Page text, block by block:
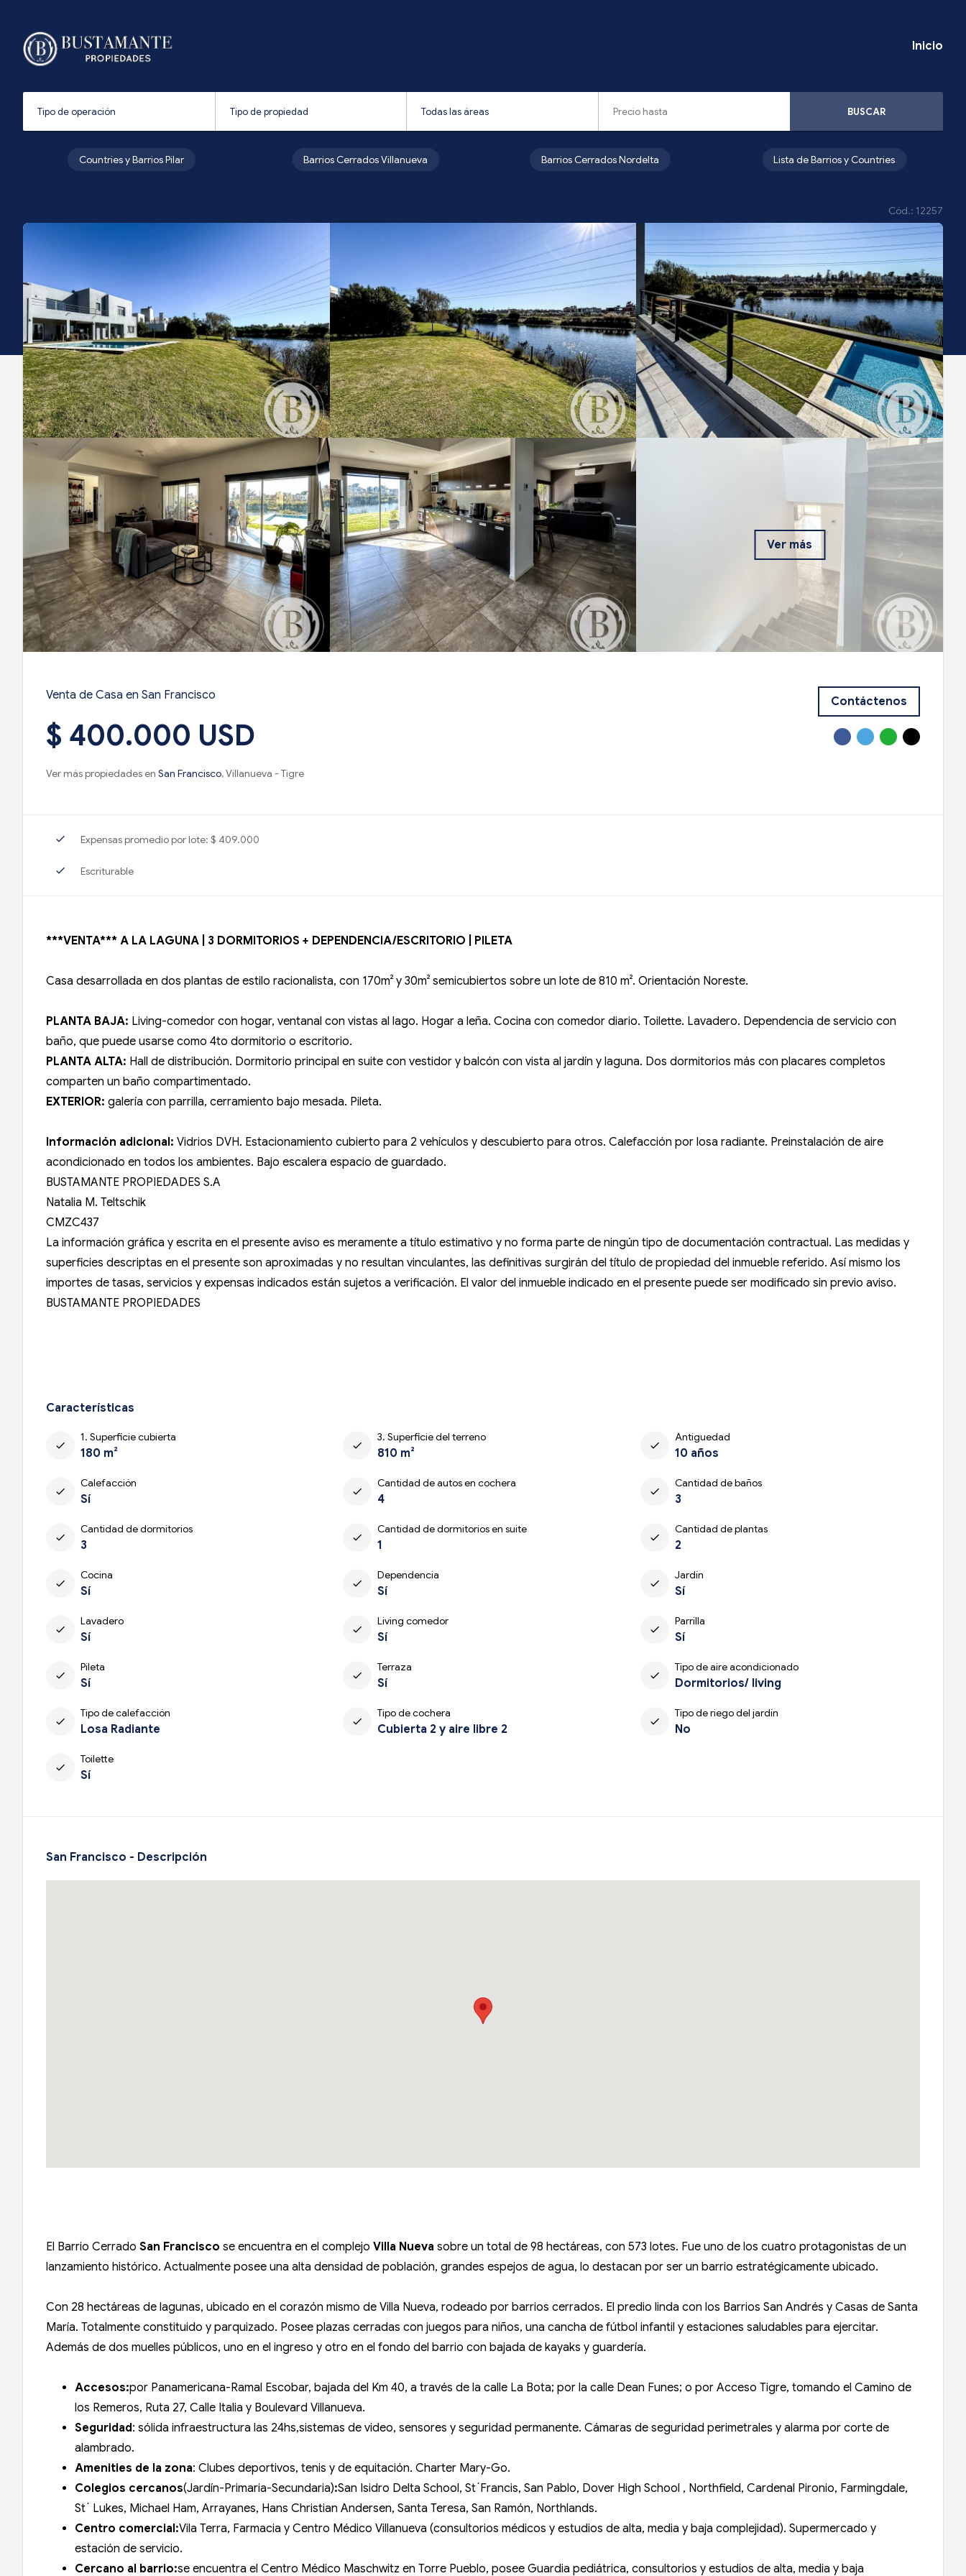
Inicio
BUSCAR
Countries y Barrios Pilar Barrios Cerrados Villanueva Barrios Cerrados Nordelta Lista de Barrios y Countries
Cód.: 12257
Ver más
Venta de Casa en San Francisco
$ 400.000 USD
Ver más propiedades en San Francisco, Villanueva - Tigre
Contáctenos
check Expensas promedio por lote: $ 409.000
check Escriturable
***VENTA*** A LA LAGUNA | 3 DORMITORIOS + DEPENDENCIA/ESCRITORIO | PILETA
Casa desarrollada en dos plantas de estilo racionalista, con 170m² y 30m² semicubiertos sobre un lote de 810 m². Orientación Noreste.
PLANTA BAJA: Living-comedor con hogar, ventanal con vistas al lago. Hogar a leña. Cocina con comedor diario. Toilette. Lavadero. Dependencia de servicio con
baño, que puede usarse como 4to dormitorio o escritorio.
PLANTA ALTA: Hall de distribución. Dormitorio principal en suite con vestidor y balcón con vista al jardín y laguna. Dos dormitorios más con placares completos
comparten un baño compartimentado.
EXTERIOR: galería con parrilla, cerramiento bajo mesada. Pileta.
Información adicional: Vidrios DVH. Estacionamiento cubierto para 2 vehículos y descubierto para otros. Calefacción por losa radiante. Preinstalación de aire
acondicionado en todos los ambientes. Bajo escalera espacio de guardado.
BUSTAMANTE PROPIEDADES S.A
Natalia M. Teltschik
CMZC437
La información gráfica y escrita en el presente aviso es meramente a título estimativo y no forma parte de ningún tipo de documentación contractual. Las medidas y
superficies descriptas en el presente son aproximadas y no resultan vinculantes, las definitivas surgirán del título de propiedad del inmueble referido. Así mismo los
importes de tasas, servicios y expensas indicados están sujetos a verificación. El valor del inmueble indicado en el presente puede ser modificado sin previo aviso.
BUSTAMANTE PROPIEDADES ️
Características
check
1. Superficie cubierta
180 m²
check
3. Superficie del terreno
810 m²
check
Antiguedad
10 años
check
Calefacción
Sí
check
Cantidad de autos en cochera
4
check
Cantidad de baños
3
check
Cantidad de dormitorios
3
check
Cantidad de dormitorios en suite
1
check
Cantidad de plantas
2
check
Cocina
Sí
check
Dependencia
Sí
check
Jardín
Sí
check
Lavadero
Sí
check
Living comedor
Sí
check
Parrilla
Sí
check
Pileta
Sí
check
Terraza
Sí
check
Tipo de aire acondicionado
Dormitorios/ living
check
Tipo de calefacción
Losa Radiante
check
Tipo de cochera
Cubierta 2 y aire libre 2
check
Tipo de riego del jardín
No
check
Toilette
Sí
San Francisco - Descripción
El Barrio Cerrado San Francisco se encuentra en el complejo Villa Nueva sobre un total de 98 hectáreas, con 573 lotes. Fue uno de los cuatro protagonistas de un
lanzamiento histórico. Actualmente posee una alta densidad de población, grandes espejos de agua, lo destacan por ser un barrio estratégicamente ubicado.
Con 28 hectáreas de lagunas, ubicado en el corazón mismo de Villa Nueva, rodeado por barrios cerrados. El predio linda con los Barrios San Andrés y Casas de Santa
María. Totalmente constituido y parquizado. Posee plazas cerradas con juegos para niños, una cancha de fútbol infantil y estaciones saludables para ejercitar.
Además de dos muelles públicos, uno en el ingreso y otro en el fondo del barrio con bajada de kayaks y guardería.
Accesos:por Panamericana-Ramal Escobar, bajada del Km 40, a través de la calle La Bota; por la calle Dean Funes; o por Acceso Tigre, tomando el Camino de
los Remeros, Ruta 27, Calle Italia y Boulevard Villanueva.
Seguridad: sólida infraestructura las 24hs,sistemas de video, sensores y seguridad permanente. Cámaras de seguridad perimetrales y alarma por corte de
alambrado.
Amenities de la zona: Clubes deportivos, tenis y de equitación. Charter Mary-Go.
Colegios cercanos(Jardín-Primaria-Secundaria):San Isidro Delta School, St´Francis, San Pablo, Dover High School , Northfield, Cardenal Pironio, Farmingdale,
St´ Lukes, Michael Ham, Arrayanes, Hans Christian Andersen, Santa Teresa, San Ramón, Northlands.
Centro comercial:Vila Terra, Farmacia y Centro Médico Villanueva (consultorios médicos y estudios de alta, media y baja complejidad). Supermercado y
estación de servicio.
Cercano al barrio:se encuentra el Centro Médico Maschwitz en Torre Pueblo, posee Guardia pediátrica, consultorios y estudios de alta, media y baja